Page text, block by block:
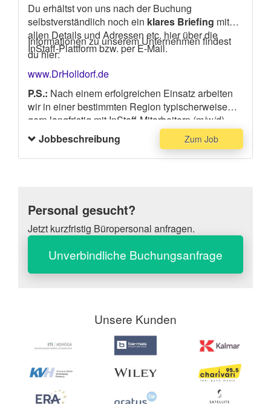
Du erhältst von uns nach der Buchung
selbstverständlich noch ein klares Briefing mit
allen Details und Adressen etc. hier über die
InStaff-Plattform bzw. per E-Mail.
Informationen zu unserem Unternehmen findest
du hier:
www.DrHolldorf.de
P.S.: Nach einem erfolgreichen Einsatz arbeiten
wir in einer bestimmten Region typischerweise
gern langfristig mit InStaff-Mitarbeitern (m/w/d)
zusammen.
Jobbeschreibung Zum Job
Personal gesucht?
Jetzt kurzfristig Büropersonal anfragen.
Unverbindliche Buchungsanfrage
Unsere Kunden